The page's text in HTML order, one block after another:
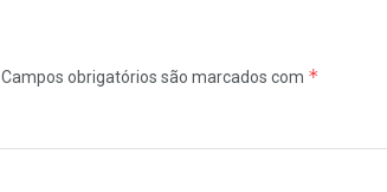
Campos obrigatórios são marcados com *